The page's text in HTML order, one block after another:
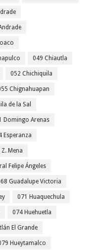
049 Chiautla
052 Chichiquila
Chignahuapan
de la Sal
Domingo Arenas
Esperanza
Mena
Felipe Ángeles
Guadalupe Victoria
071 Huaquechula
074 Huehuetla
El Grande
Hueytamalco